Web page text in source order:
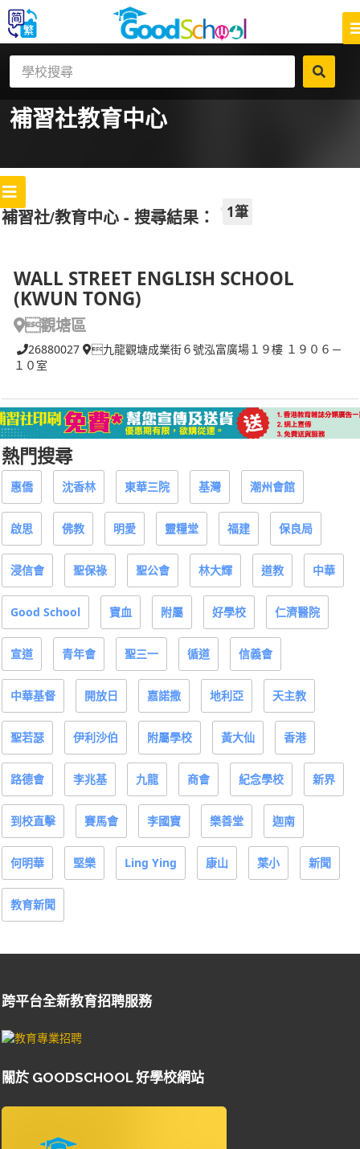
補習社教育中心
補習社/教育中心 - 搜尋結果： 1筆
WALL STREET ENGLISH SCHOOL
(KWUN TONG)
觀塘區
26880027
九龍觀塘成業街６號泓富廣場１９樓 １９０６－
１０室
熱門搜尋
惠僑 沈香林 東華三院 基灣 潮州會館
啟思 佛教 明愛 靈糧堂 福建 保良局
浸信會 聖保祿 聖公會 林大輝 道教 中華
Good School 寶血 附屬 好學校 仁濟醫院
宣道 青年會 聖三一 循道 信義會
中華基督 開放日 嘉諾撒 地利亞 天主教
聖若瑟 伊利沙伯 附屬學校 黃大仙 香港
路德會 李兆基 九龍 商會 紀念學校 新界
到校直擊 賽馬會 李國寶 樂善堂 迦南
何明華 堅樂 Ling Ying 康山 葉小 新聞
教育新聞
跨平台全新教育招聘服務
關於 GOODSCHOOL 好學校網站